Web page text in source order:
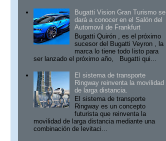
Bugatti Vision Gran Turismo se
dará a conocer en el Salón del
Automovil de Frankfurt
Bugatti Quirón , es el próximo
sucesor del Bugatti Veyron , la
marca lo tiene todo listo para
ser lanzado el próximo año, Bugatti qui...
El sistema de transporte
Ringway reinventa la movilidad
de larga distancia.
El sistema de transporte
Ringway es un concepto
futurista que reinventa la
movilidad de larga distancia mediante una
combinación de levitaci...